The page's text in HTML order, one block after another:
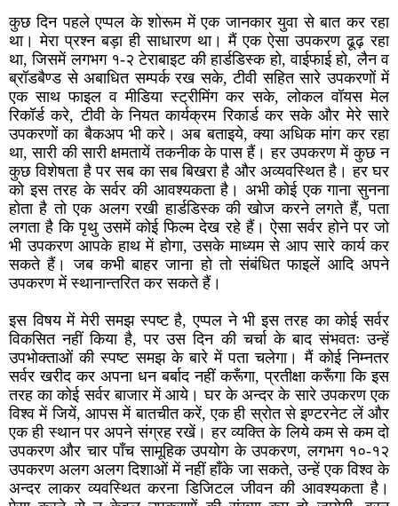
कुछ दिन पहले एप्पल के शोरूम में एक जानकार युवा से बात कर रहा
था। मेरा प्रश्न बड़ा ही साधारण था। मैं एक ऐसा उपकरण ढूढ़ रहा
था, जिसमें लगभग १-२ टेराबाइट की हार्डडिस्क हो, वाईफाई हो, लैन व
ब्रॉडबैण्ड से अबाधित सम्पर्क रख सके, टीवी सहित सारे उपकरणों में
एक साथ फाइल व मीडिया स्ट्रीमिंग कर सके, लोकल वॉयस मेल
रिकॉर्ड करे, टीवी के नियत कार्यक्रम रिकार्ड कर सके और मेरे सारे
उपकरणों का बैकअप भी करे। अब बताइये, क्या अधिक मांग कर रहा
था, सारी की सारी क्षमतायें तकनीक के पास हैं। हर उपकरण में कुछ न
कुछ विशेषता है पर सब का सब बिखरा है और अव्यवस्थित है। हर घर
को इस तरह के सर्वर की आवश्यकता है। अभी कोई एक गाना सुनना
होता है तो एक अलग रखी हार्डडिस्क की खोज करने लगते हैं, पता
लगता है कि पृथु उसमें कोई फिल्म देख रहे हैं। ऐसा सर्वर होने पर जो
भी उपकरण आपके हाथ में होगा, उसके माध्यम से आप सारे कार्य कर
सकते हैं। जब कभी बाहर जाना हो तो संबंधित फाइलें आदि अपने
उपकरण में स्थानान्तरित कर सकते हैं।
इस विषय में मेरी समझ स्पष्ट है, एप्पल ने भी इस तरह का कोई सर्वर
विकसित नहीं किया है, पर उस दिन की चर्चा के बाद संभवतः उन्हें
उपभोक्ताओं की स्पष्ट समझ के बारे में पता चलेगा। मैं कोई निम्नतर
सर्वर खरीद कर अपना धन बर्बाद नहीं करूँगा, प्रतीक्षा करूँगा कि इस
तरह का कोई सर्वर बाजार में आये। घर के अन्दर के सारे उपकरण एक
विश्व में जियें, आपस में बातचीत करें, एक ही स्रोत से इण्टरनेट लें और
एक ही स्थान पर अपने संग्रह रखें। हर व्यक्ति के लिये कम से कम दो
उपकरण और चार पाँच सामूहिक उपयोग के उपकरण, लगभग १०-१२
उपकरण अलग अलग दिशाओं में नहीं हाँके जा सकते, उन्हें एक विश्व के
अन्दर लाकर व्यवस्थित करना डिजिटल जीवन की आवश्यकता है।